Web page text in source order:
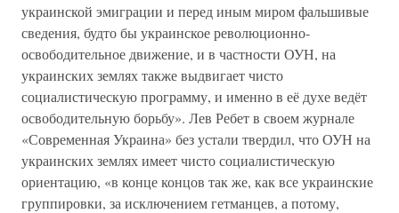
украинской эмиграции и перед иным миром фальшивые
сведения, будто бы украинское революционно-
освободительное движение, и в частности ОУН, на
украинских землях также выдвигает чисто
социалистическую программу, и именно в её духе ведёт
освободительную борьбу». Лев Ребет в своем журнале
«Современная Украина» без устали твердил, что ОУН на
украинских землях имеет чисто социалистическую
ориентацию, «в конце концов так же, как все украинские
группировки, за исключением гетманцев, а потому,